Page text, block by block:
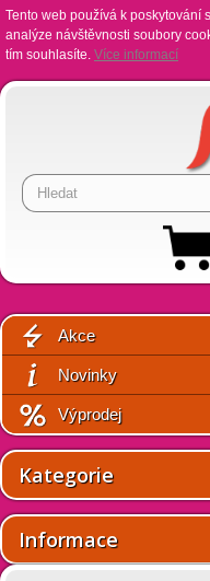
Tento web používá k poskytování
analýze návštěvnosti soubory
tím souhlasíte. Více informací
Akce
Novinky
Výprodej
Kategorie
Informace